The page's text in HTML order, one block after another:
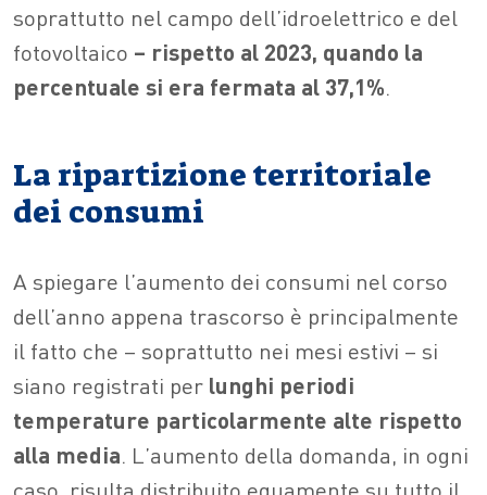
soprattutto nel campo dell’idroelettrico e del
fotovoltaico – rispetto al 2023, quando la
percentuale si era fermata al 37,1%.
La ripartizione territoriale
dei consumi
A spiegare l’aumento dei consumi nel corso
dell’anno appena trascorso è principalmente
il fatto che – soprattutto nei mesi estivi – si
siano registrati per lunghi periodi
temperature particolarmente alte rispetto
alla media. L’aumento della domanda, in ogni